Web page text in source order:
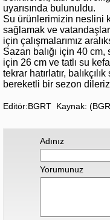
uyarısında bulunuldu.
Su ürünlerimizin neslini
sağlamak ve
için çalışmalarımız
Sazan balığı için 40 cm,
için 26 cm ve tatlı su
tekrar hatırlatır,
bereketli bir sezon dileriz
Editör:BGRT Kaynak:
Adınız
Yorumunuz